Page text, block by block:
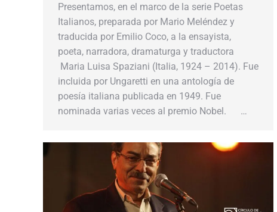
Presentamos, en el marco de la serie Poetas
Italianos, preparada por Mario Meléndez y
traducida por Emilio Coco, a la ensayista,
poeta, narradora, dramaturga y traductora
Maria Luisa Spaziani (Italia, 1924 – 2014). Fue
incluida por Ungaretti en una antología de
poesía italiana publicada en 1949. Fue
nominada varias veces al premio Nobel. …